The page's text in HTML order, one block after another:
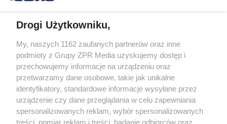
Żaden utwór zamieszczony w serwisie nie może być powielany i
rozpowszechniany lub dalej rozpowszechniany w jakikolwiek sposób (w
tym także elektroniczny lub mechaniczny) na jakimkolwiek polu
eksploatacji w jakiejkolwiek formie, włącznie z umieszczaniem w Internecie
bez pisemnej zgody właściciela praw. Jakiekolwiek użycie lub
wykorzystanie utworów w całości lub w części z naruszeniem prawa, tzn.
bez właściwej zgody, jest zabronione pod groźbą kary i może być ścigane
prawnie.
Drogi Użytkowniku,
My, naszych 1162 zaufanych partnerów oraz inne
podmioty z Grupy ZPR Media uzyskujemy dostęp i
przechowujemy informacje na urządzeniu oraz
przetwarzamy dane osobowe, takie jak unikalne
identyfikatory, standardowe informacje wysyłane przez
urządzenie czy dane przeglądania w celu zapewniania
spersonalizowanych reklam, wybór spersonalizowanych
treści, pomiar reklam i treści, badanie odbiorców oraz